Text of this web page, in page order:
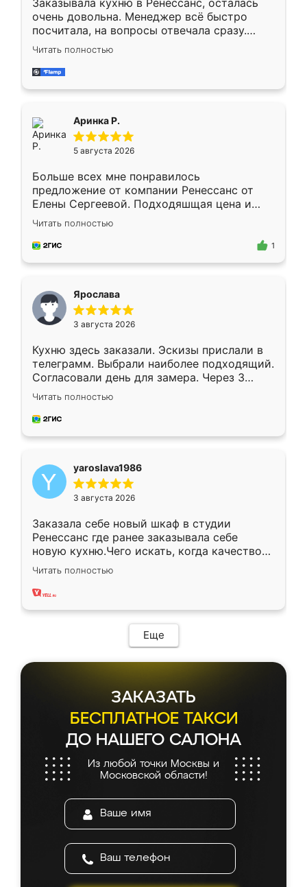
Заказывала кухню в Ренессанс, осталась
очень довольна. Менеджер всё быстро
посчитала, на вопросы отвечала сразу.
Замерщик приехал в субботу, подошёл к
делу со всей ответственностью. Собрали
за день, ребята работали аккуратно, даже
Читать полностью
Аринка Р.
5 августа 2026
Больше всех мне понравилось
предложение от компании Ренессанс от
Елены Сергеевой. Подходяшщая цена и
короткие сроки изготовления. Приехавший
для замера сотрудник Владислав
предложил по моему эскизу самый
Читать полностью
1
Ярослава
3 августа 2026
Кухню здесь заказали. Эскизы прислали в
телеграмм. Выбрали наиболее подходящий.
Согласовали день для замера. Через 3
недели кухня была уже готова. Остались
довольны работой. Спасибо Ренессанс
мебель за качественную работу!
Читать полностью
yaroslava1986
3 августа 2026
Заказала себе новый шкаф в студии
Ренессанс где ранее заказывала себе
новую кухню.Чего искать, когда качеством
вполне довольна. Служит кухня уже почти
два года, нареканий нет.
Читать полностью
Еще
ЗАКАЗАТЬ
БЕСПЛАТНОЕ ТАКСИ
ДО НАШЕГО САЛОНА
Из любой точки Москвы и
Московской области!